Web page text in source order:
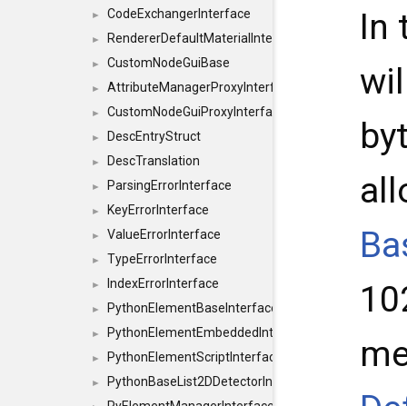
► CodeExchangerInterface
► RendererDefaultMaterialInterface
► CustomNodeGuiBase
► AttributeManagerProxyInterface
► CustomNodeGuiProxyInterface
► DescEntryStruct
► DescTranslation
► ParsingErrorInterface
► KeyErrorInterface
► ValueErrorInterface
► TypeErrorInterface
► IndexErrorInterface
► PythonElementBaseInterface
► PythonElementEmbeddedInterface
► PythonElementScriptInterface
► PythonBaseList2DDetectorInterface
In